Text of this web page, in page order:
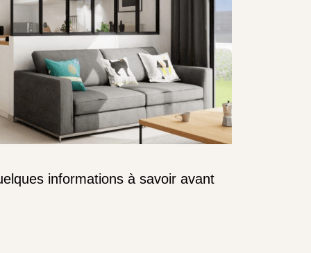
informations à savoir avant